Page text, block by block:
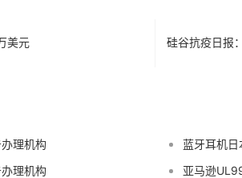
美元
硅谷抗疫日报
理机构
蓝牙耳机日
理机构
亚马逊